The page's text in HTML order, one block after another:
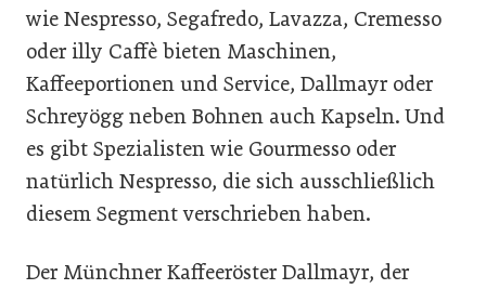
wie Nespresso, Segafredo, Lavazza, Cremesso
oder illy Caffè bieten Maschinen,
Kaffeeportionen und Service, Dallmayr oder
Schreyögg neben Bohnen auch Kapseln. Und
es gibt Spezialisten wie Gourmesso oder
natürlich Nespresso, die sich ausschließlich
diesem Segment verschrieben haben.
Der Münchner Kaffeeröster Dallmayr, der